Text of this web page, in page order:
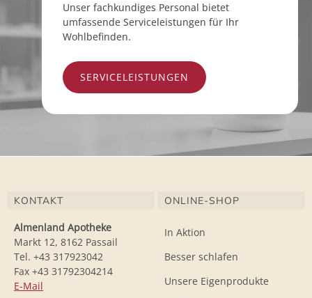
Unser fachkundiges Personal bietet
umfassende Serviceleistungen für Ihr
Wohlbefinden.
SERVICELEISTUNGEN
KONTAKT
Almenland Apotheke
Markt 12, 8162 Passail
Tel. +43 317923042
Fax +43 31792304214
E-Mail
ONLINE-SHOP
In Aktion
Besser schlafen
Unsere Eigenprodukte